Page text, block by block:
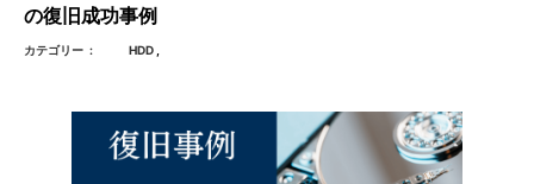
の復旧成功事例
カテゴリー HDD